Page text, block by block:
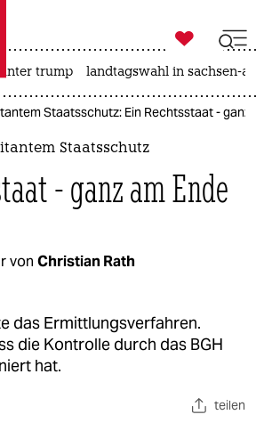
taz zahl ich
zahl ich

taz zahl ich
unter trump landtagswahl in sachsen-
Staatsschutz: Ein Rechtsstaat - ganz
Staatsschutz
- ganz am Ende
von Christian Rath
das Ermittlungsverfahren.
die Kontrolle durch das BGH
hat.
teilen